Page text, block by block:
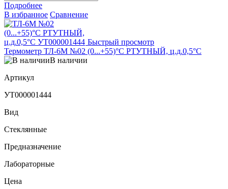
Подробнее
В избранное Сравнение
Быстрый просмотр
Термометр ТЛ-6М №02 (0...+55)°С РТУТНЫЙ, ц.д.0,5°С
В наличии
Артикул
УТ000001444
Вид
Стеклянные
Предназначение
Лабораторные
Цена